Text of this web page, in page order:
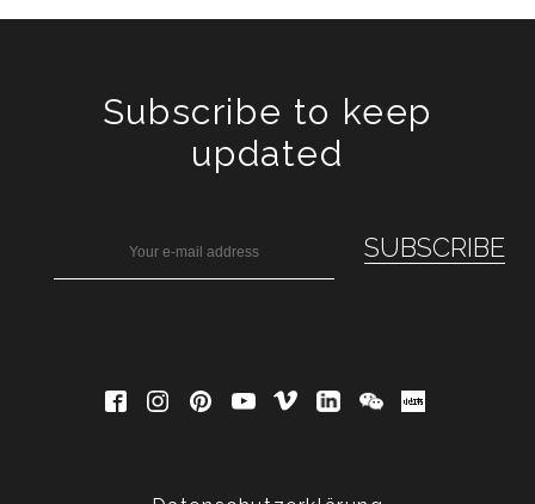
Subscribe to keep
updated